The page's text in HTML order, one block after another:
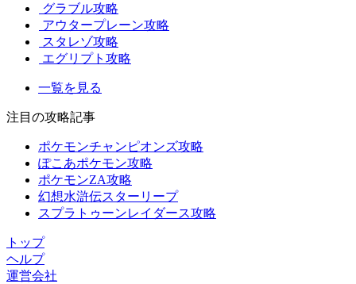
グラブル攻略
アウタープレーン攻略
スタレゾ攻略
エグリプト攻略
一覧を見る
注目の攻略記事
ポケモンチャンピオンズ攻略
ぽこあポケモン攻略
ポケモンZA攻略
幻想水滸伝スターリープ
スプラトゥーンレイダース攻略
トップ
ヘルプ
運営会社